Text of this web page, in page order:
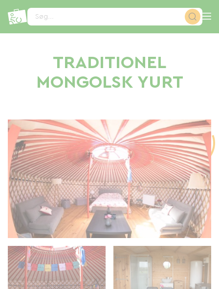
Søg...
TRADITIONEL
MONGOLSK YURT
CCookie-styringspanel